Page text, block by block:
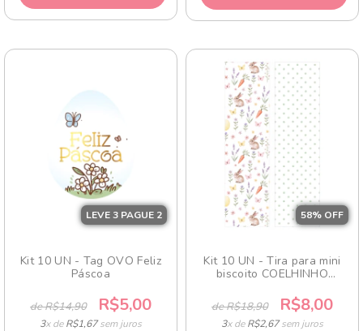
LEVE 3 PAGUE 2
Kit 10 UN - Tag OVO Feliz
Páscoa
de R$14,90 R$5,00
3x deR$1,67sem juros
58% OFF
Kit 10 UN - Tira para mini
biscoito COELHINHO
de R$18,90 R$8,00
3x deR$2,67sem juros